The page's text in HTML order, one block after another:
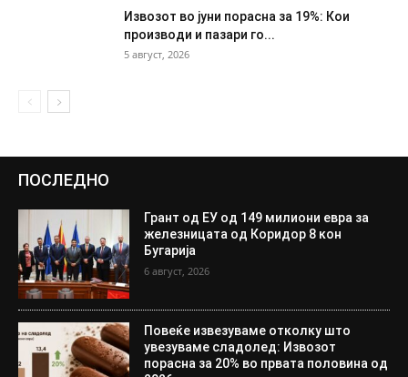
Извозот во јуни порасна за 19%: Кои
производи и пазари го...
5 август, 2026
ПОСЛЕДНО
Грант од ЕУ од 149 милиони евра за
железницата од Коридор 8 кон
Бугарија
6 август, 2026
Повеќе извезуваме отколку што
увезуваме сладолед: Извозот
порасна за 20% во првата половина од